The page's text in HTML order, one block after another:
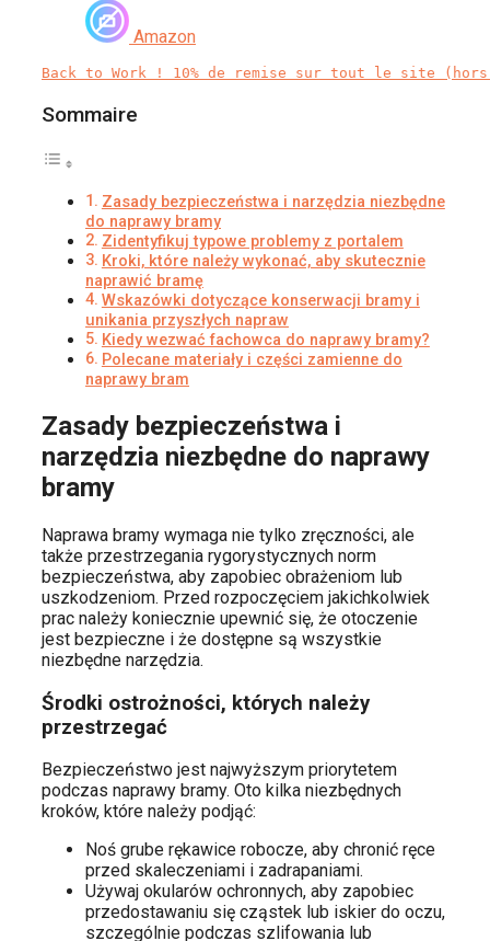
bras et des cuisses, ce qui le rend idéal
pour
Amazon
Back to Work ! 10% de remise sur tout le site (hors
Sommaire
Zasady bezpieczeństwa i narzędzia niezbędne
do naprawy bramy
Zidentyfikuj typowe problemy z portalem
Kroki, które należy wykonać, aby skutecznie
naprawić bramę
Wskazówki dotyczące konserwacji bramy i
unikania przyszłych napraw
Kiedy wezwać fachowca do naprawy bramy?
Polecane materiały i części zamienne do
naprawy bram
Zasady bezpieczeństwa i
narzędzia niezbędne do naprawy
bramy
Naprawa bramy wymaga nie tylko zręczności, ale
także przestrzegania rygorystycznych norm
bezpieczeństwa, aby zapobiec obrażeniom lub
uszkodzeniom. Przed rozpoczęciem jakichkolwiek
prac należy koniecznie upewnić się, że otoczenie
jest bezpieczne i że dostępne są wszystkie
niezbędne narzędzia.
Środki ostrożności, których należy
przestrzegać
Bezpieczeństwo jest najwyższym priorytetem
podczas naprawy bramy. Oto kilka niezbędnych
kroków, które należy podjąć:
Noś grube rękawice robocze, aby chronić ręce
przed skaleczeniami i zadrapaniami.
Używaj okularów ochronnych, aby zapobiec
przedostawaniu się cząstek lub iskier do oczu,
szczególnie podczas szlifowania lub